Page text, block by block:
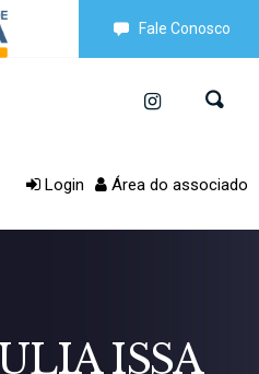
Fale Conosco
Login Área do associado
ISSA